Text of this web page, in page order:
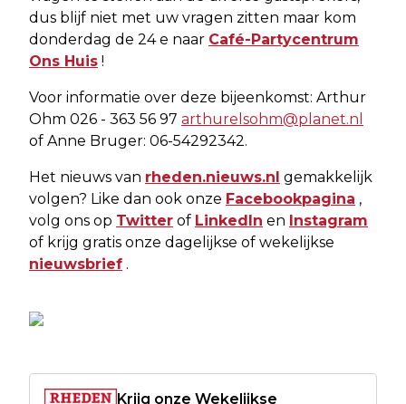
dus blijf niet met uw vragen zitten maar kom
donderdag de 24 e naar Café-Partycentrum
Ons Huis !
Voor informatie over deze bijeenkomst: Arthur
Ohm 026 - 363 56 97 arthurelsohm@planet.nl
of Anne Bruger: 06-54292342.
Het nieuws van rheden.nieuws.nl gemakkelijk
volgen? Like dan ook onze Facebookpagina ,
volg ons op Twitter of LinkedIn en Instagram
of krijg gratis onze dagelijkse of wekelijkse
nieuwsbrief .
Krijg onze Wekelijkse